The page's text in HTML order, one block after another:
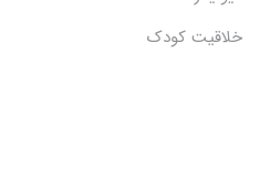
خلاقیت کودک